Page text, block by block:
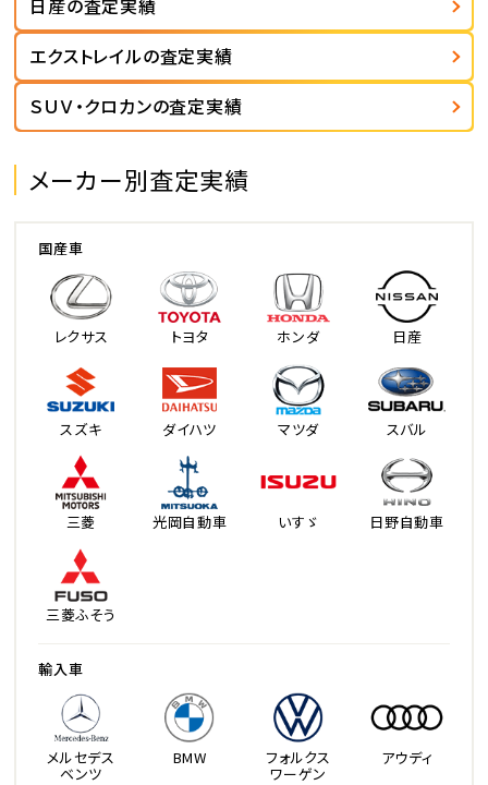
日産の査定実績
エクストレイルの査定実績
ＳＵＶ・クロカンの査定実績
メーカー別査定実績
国産車
レクサス トヨタ ホンダ 日産
スズキ ダイハツ マツダ スバル
三菱 光岡自動車 いすゞ 日野自動車
三菱ふそう
輸入車
メルセデス
ベンツ
BMW フォルクス
ワーゲン
アウディ